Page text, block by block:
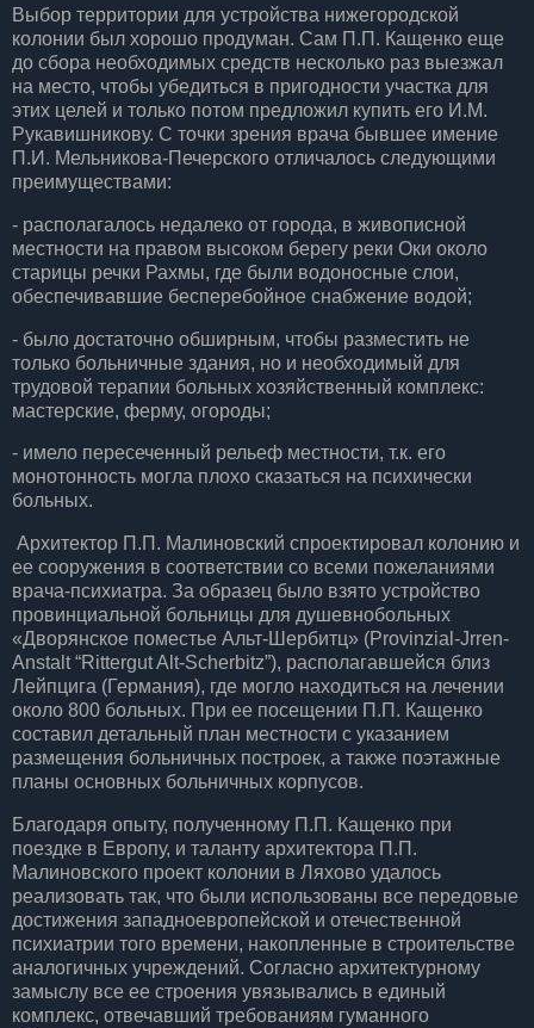
Выбор территории для устройства нижегородской
колонии был хорошо продуман. Сам П.П. Кащенко еще
до сбора необходимых средств несколько раз выезжал
на место, чтобы убедиться в пригодности участка для
этих целей и только потом предложил купить его И.М.
Рукавишникову. С точки зрения врача бывшее имение
П.И. Мельникова-Печерского отличалось следующими
преимуществами:
- располагалось недалеко от города, в живописной
местности на правом высоком берегу реки Оки около
старицы речки Рахмы, где были водоносные слои,
обеспечивавшие бесперебойное снабжение водой;
- было достаточно обширным, чтобы разместить не
только больничные здания, но и необходимый для
трудовой терапии больных хозяйственный комплекс:
мастерские, ферму, огороды;
- имело пересеченный рельеф местности, т.к. его
монотонность могла плохо сказаться на психически
больных.
Архитектор П.П. Малиновский спроектировал колонию и
ее сооружения в соответствии со всеми пожеланиями
врача-психиатра. За образец было взято устройство
провинциальной больницы для душевнобольных
«Дворянское поместье Альт-Шербитц» (Provinzial-Jrren-
Anstalt “Rittergut Alt-Scherbitz”), располагавшейся близ
Лейпцига (Германия), где могло находиться на лечении
около 800 больных. При ее посещении П.П. Кащенко
составил детальный план местности с указанием
размещения больничных построек, а также поэтажные
планы основных больничных корпусов.
Благодаря опыту, полученному П.П. Кащенко при
поездке в Европу, и таланту архитектора П.П.
Малиновского проект колонии в Ляхово удалось
реализовать так, что были использованы все передовые
достижения западноевропейской и отечественной
психиатрии того времени, накопленные в строительстве
аналогичных учреждений. Согласно архитектурному
замыслу все ее строения увязывались в единый
комплекс, отвечавший требованиям гуманного